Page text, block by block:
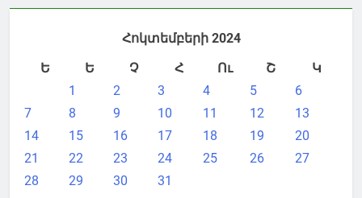
Հոկտեմբերի 2024
Ե
Ե Չ Հ Ու Շ
Կ
1
2 3 4 5
6
7
8 9 10 11 12
13
14
15 16 17 18 19
20
21
22 23 24 25 26
27
28
29 30 31